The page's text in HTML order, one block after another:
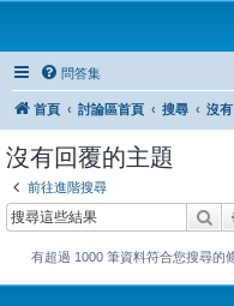
問答集
首頁 討論區首頁 搜尋 沒
沒有回覆的主題
前往進階搜尋
有超過 1000 筆資料符合您搜尋的